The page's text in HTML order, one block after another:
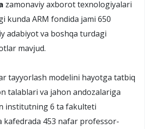
zamonaviy axborot texnologiyalari
kunda ARM fondida jami 650
adabiyot va boshqa turdagi
mavjud.
tayyorlash modelini hayotga tatbiq
talablari va jahon andozalariga
institutning 6 ta fakulteti
kafedrada 453 nafar professor-